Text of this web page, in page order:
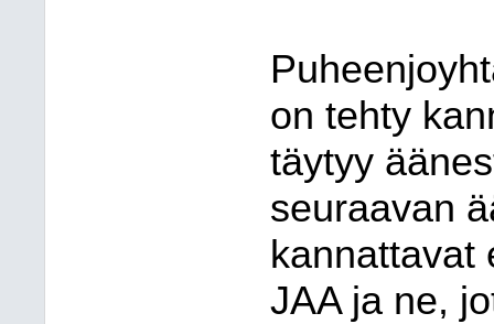
on tehty
täytyy
seuraavan
kannattavat
JAA ja ne,​